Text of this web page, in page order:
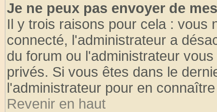
Je ne peux pas envoyer de
Il y trois raisons pour cela : vous
connecté, l'administrateur a
du forum ou l'administrateur
privés. Si vous êtes dans le
l'administrateur pour en
Revenir en haut